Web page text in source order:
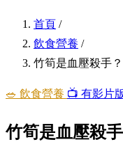
首頁 /
飲食營養 /
竹筍是血壓殺手
🥗 飲食營養 📺 有影片
竹筍是血壓殺